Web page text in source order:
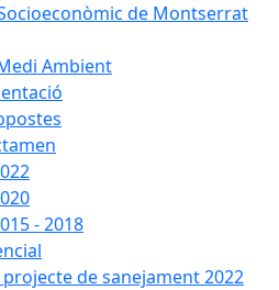
de Montserrat
Ambient
- 2018
projecte de sanejament 2022